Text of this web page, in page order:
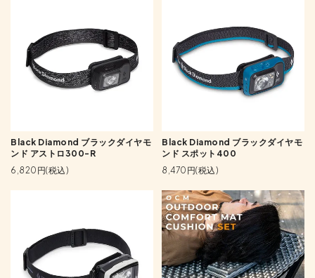
Black Diamond ブラックダイヤモ
ンド アストロ300-R
6,820円(税込)
Black Diamond ブラックダイヤモ
ンド スポット400
8,470円(税込)